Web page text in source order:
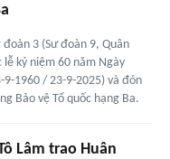
đoàn 3 (Sư đoàn 9, Quân
kỷ niệm 60 năm Ngày
1960 / 23-9-2025) và đón
Bảo vệ Tổ quốc hạng Ba.
Lâm trao Huân